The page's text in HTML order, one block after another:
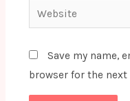
Website
Save my name,
browser for the